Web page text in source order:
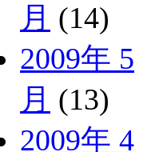
月 (14)
2009年 5
月 (13)
2009年 4